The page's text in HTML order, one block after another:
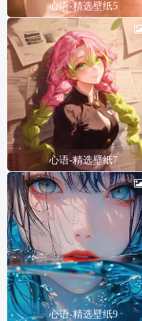
心语-精选壁纸5
心语-精选壁纸7
心语-精选壁纸9